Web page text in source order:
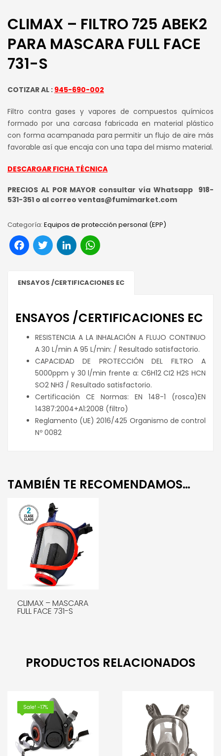
CLIMAX – FILTRO 725 ABEK2
PARA MASCARA FULL FACE
731-S
COTIZAR AL : 945-690-002
Filtro contra gases y vapores de compuestos químicos
formado por una carcasa fabricada en material plástico
con forma acampanada para permitir un flujo de aire más
favorable así que encaja con una tapa del mismo material.
DESCARGAR FICHA TÉCNICA
PRECIOS AL POR MAYOR consultar vía Whatsapp 918-
531-351 o al correo ventas@fumimarket.com
Categoría: Equipos de protección personal (EPP)
Facebook
TwitterLinkedIn
ENSAYOS /CERTIFICACIONES EC
ENSAYOS /CERTIFICACIONES EC
RESISTENCIA A LA INHALACIÓN A FLUJO CONTINUO
A 30 L/min A 95 L/min: / Resultado satisfactorio.
CAPACIDAD DE PROTECCIÓN DEL FILTRO A
5000ppm y 30 l/min frente a: C6H12 CI2 H2S HCN
SO2 NH3 / Resultado satisfactorio.
Certificación CE Normas: EN 148-1 (rosca)EN
14387:2004+A1:2008 (filtro)
Reglamento (UE) 2016/425 Organismo de control
Nº 0082
TAMBIÉN TE RECOMENDAMOS…
CLIMAX – MASCARA
FULL FACE 731-S
LEER MÁS
PRODUCTOS RELACIONADOS
Sale! -17%